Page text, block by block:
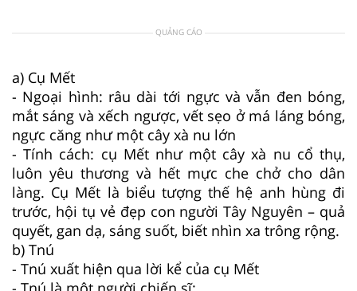
QUẢNG CÁO
a) Cụ Mết
- Ngoại hình: râu dài tới ngực và vẫn đen bóng,
mắt sáng và xếch ngược, vết sẹo ở má láng bóng,
ngực căng như một cây xà nu lớn
- Tính cách: cụ Mết như một cây xà nu cổ thụ,
luôn yêu thương và hết mực che chở cho dân
làng. Cụ Mết là biểu tượng thế hệ anh hùng đi
trước, hội tụ vẻ đẹp con người Tây Nguyên – quả
quyết, gan dạ, sáng suốt, biết nhìn xa trông rộng.
b) Tnú
- Tnú xuất hiện qua lời kể của cụ Mết